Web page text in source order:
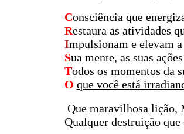
Consciência que
Restaura as atividades
Impulsionam e elevam a
Sua mente, as suas
Todos os momentos da
O que você está
Que maravilhosa lição,
Qualquer destruição que